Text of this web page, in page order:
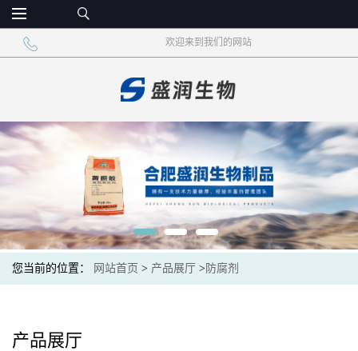
欢迎来到我们的网站
您当前的位置： 网站首页 > 产品展厅 > 防腐剂
产品展厅